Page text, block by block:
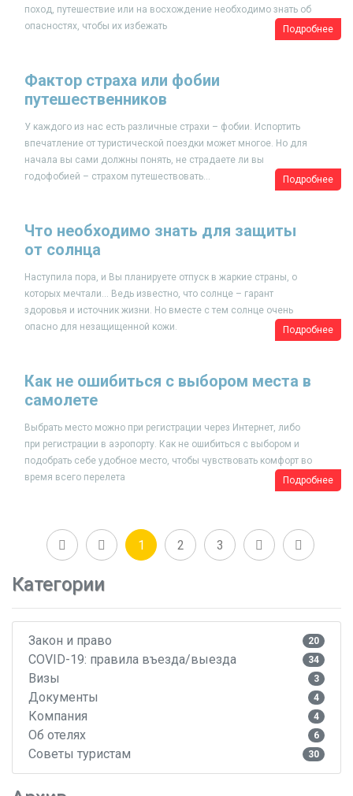
поход, путешествие или на восхождение необходимо знать об
опасностях, чтобы их избежать
Подробнее
Фактор страха или фобии
путешественников
У каждого из нас есть различные страхи – фобии. Испортить
впечатление от туристической поездки может многое. Но для
начала вы сами должны понять, не страдаете ли вы
годофобией – страхом путешествовать...
Подробнее
Что необходимо знать для защиты
от солнца
Наступила пора, и Вы планируете отпуск в жаркие страны, о
которых мечтали… Ведь известно, что солнце – гарант
здоровья и источник жизни. Но вместе с тем солнце очень
опасно для незащищенной кожи.
Подробнее
Как не ошибиться с выбором места в
самолете
Выбрать место можно при регистрации через Интернет, либо
при регистрации в аэропорту. Как не ошибиться с выбором и
подобрать себе удобное место, чтобы чувствовать комфорт во
время всего перелета
Подробнее
1 2 3
Категории
Закон и право 20
COVID-19: правила въезда/выезда 34
Визы 3
Документы 4
Компания 4
Об отелях 6
Советы туристам 30